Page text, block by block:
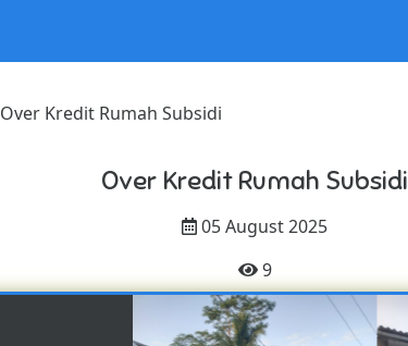
Over Kredit Rumah Subsidi
Over Kredit Rumah Subsidi
05 August 2025
9